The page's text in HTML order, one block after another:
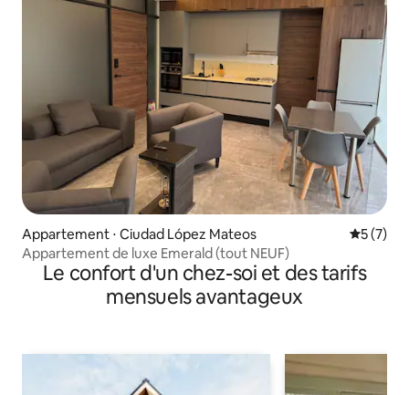
Appartement ⋅ Ciudad López Mateos
5 (7)
Appartement de luxe Emerald (tout NEUF)
Le confort d'un chez-soi et des tarifs
mensuels avantageux